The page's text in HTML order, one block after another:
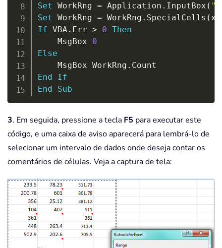
Set WorkRng = Application . InputBox (
Set WorkRng = WorkRng . SpecialCells (
If VBA. Err > 0 Then
    MsgBox
0
Else
    MsgBox WorkRng
.
End
If
End
Sub
3. Em seguida, pressione a tecla F5 para executar este
código, e uma caixa de aviso aparecerá para lembrá-lo de
selecionar um intervalo de dados onde deseja contar os
comentários de células. Veja a captura de tela: